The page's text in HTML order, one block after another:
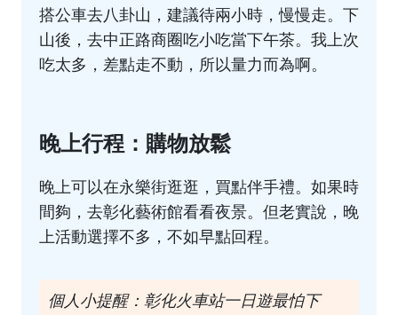
搭公車去八卦山，建議待兩小時，慢慢走。下
山後，去中正路商圈吃小吃當下午茶。我上次
吃太多，差點走不動，所以量力而為啊。
晚上行程：購物放鬆
晚上可以在永樂街逛逛，買點伴手禮。如果時
間夠，去彰化藝術館看看夜景。但老實說，晚
上活動選擇不多，不如早點回程。
個人小提醒：彰化火車站一日遊最怕下